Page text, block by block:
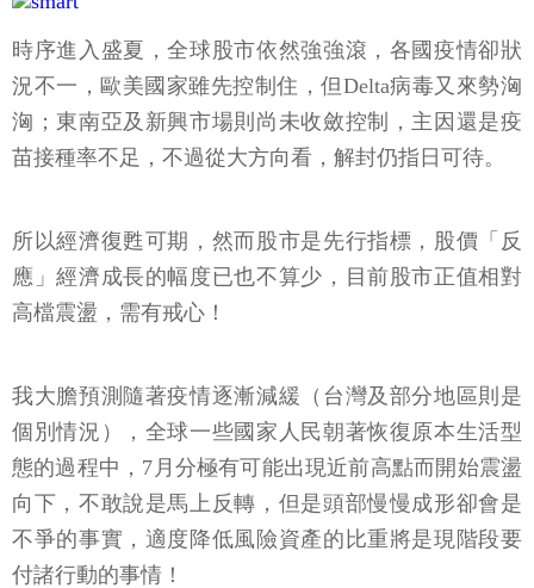
時序進入盛夏，全球股市依然強強滾，各國疫情卻狀
況不一，歐美國家雖先控制住，但Delta病毒又來勢洶
洶；東南亞及新興市場則尚未收斂控制，主因還是疫
苗接種率不足，不過從大方向看，解封仍指日可待。
所以經濟復甦可期，然而股市是先行指標，股價「反
應」經濟成長的幅度已也不算少，目前股市正值相對
高檔震盪，需有戒心！
我大膽預測隨著疫情逐漸減緩（台灣及部分地區則是
個別情況），全球一些國家人民朝著恢復原本生活型
態的過程中，7月分極有可能出現近前高點而開始震盪
向下，不敢說是馬上反轉，但是頭部慢慢成形卻會是
不爭的事實，適度降低風險資產的比重將是現階段要
付諸行動的事情！